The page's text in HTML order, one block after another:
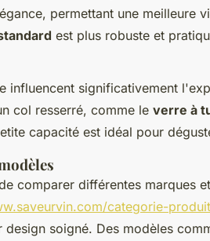
permettant une meilleure
est plus robuste et
influencent significativement
col resserré, comme le verre à
capacité est idéal pour
comparer différentes marques
categorie-
soigné. Des modèles